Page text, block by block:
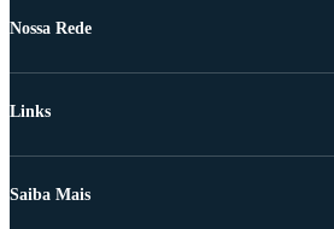
Nossa Rede
Links
Saiba Mais